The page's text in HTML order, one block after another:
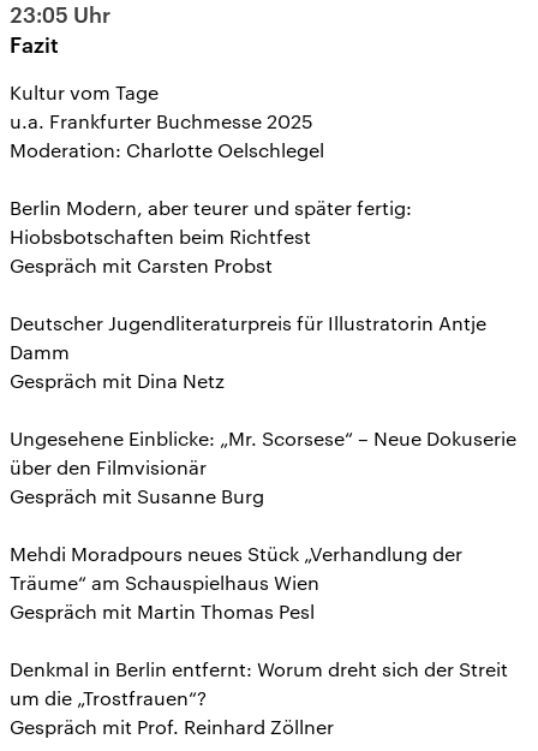
23:05 Uhr
Fazit
Kultur vom Tage
u.a. Frankfurter Buchmesse 2025
Moderation: Charlotte Oelschlegel
Berlin Modern, aber teurer und später fertig:
Hiobsbotschaften beim Richtfest
Gespräch mit Carsten Probst
Deutscher Jugendliteraturpreis für Illustratorin Antje
Damm
Gespräch mit Dina Netz
Ungesehene Einblicke: „Mr. Scorsese“ – Neue Dokuserie
über den Filmvisionär
Gespräch mit Susanne Burg
Mehdi Moradpours neues Stück „Verhandlung der
Träume“ am Schauspielhaus Wien
Gespräch mit Martin Thomas Pesl
Denkmal in Berlin entfernt: Worum dreht sich der Streit
um die „Trostfrauen“?
Gespräch mit Prof. Reinhard Zöllner